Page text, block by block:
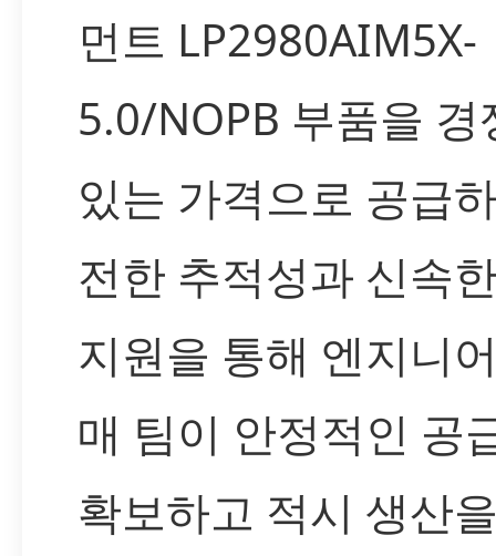
먼트 LP2980AIM5X-
5.0/NOPB 부품을 경
있는 가격으로 공급
전한 추적성과 신속
지원을 통해 엔지니
매 팀이 안정적인 공
확보하고 적시 생산